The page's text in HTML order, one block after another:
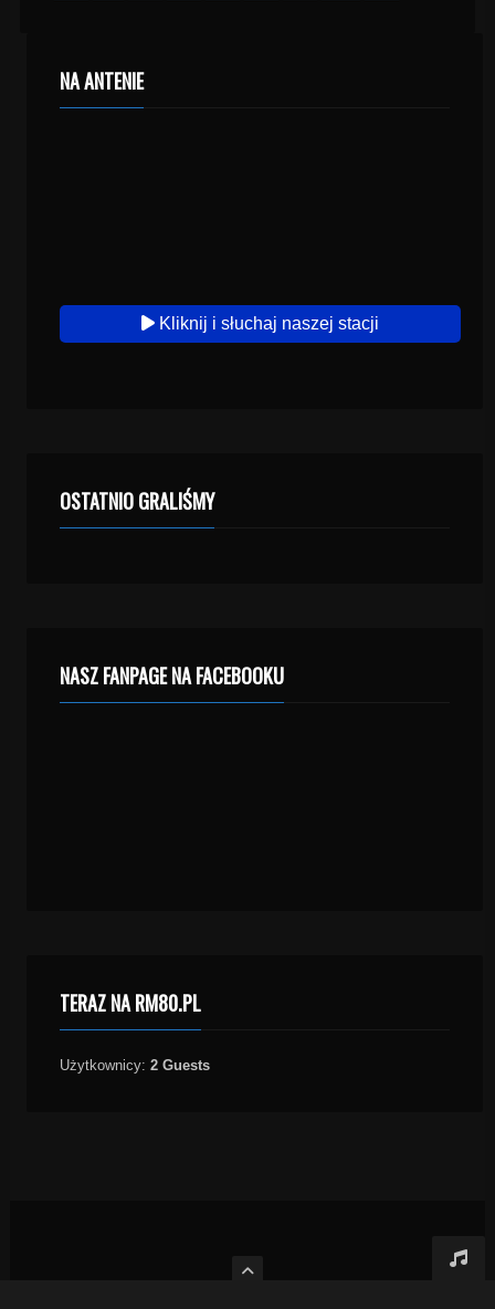
NA ANTENIE
Kliknij i słuchaj naszej stacji
OSTATNIO GRALIŚMY
NASZ FANPAGE NA FACEBOOKU
TERAZ NA RM80.PL
Użytkownicy: 2 Guests